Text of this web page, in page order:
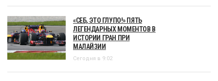
«СЕБ, ЭТО ГЛУПО!» ПЯТЬ
ЛЕГЕНДАРНЫХ МОМЕНТОВ В
ИСТОРИИ ГРАН ПРИ
МАЛАЙЗИИ
Сегодня в 9:02